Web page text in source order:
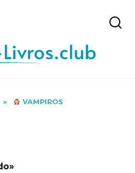
» VAMPIROS